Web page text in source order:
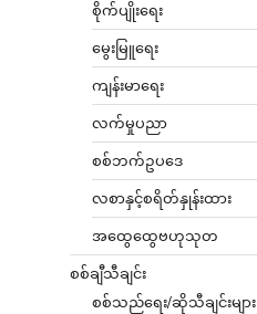
စိုက်ပျိုးရေး
မွေးမြူရေး
ကျန်းမာရေး
လက်မှုပညာ
စစ်ဘက်ဥပဒေ
လစာနှင့်စရိတ်နှုန်းထား
အထွေထွေဗဟုသုတ
စစ်ချီသီချင်း
စစ်သည်ရေး/ဆိုသီချင်းများ